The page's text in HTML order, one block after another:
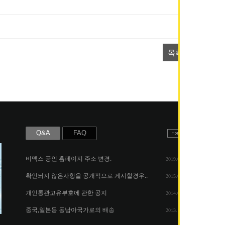
목록
Q&A FAQ
비맥스 공인 홈페이지 주소 변경. 2019.05.07
확인되지 않은사항을 공개적으로 게시할경우.. 2015.06.25
개인통관고유부호에 관한 공지 2014.08.06
중국,일본등 동남아국가로의 배송 2013.11.26